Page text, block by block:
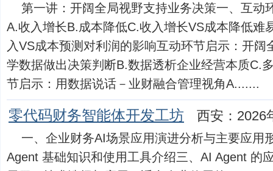
第一讲：开阔全局视野支持业务决策一、互动
A.收入增长B.成本降低C.收入增长VS成本降低难
入VS成本预测对利润的影响互动环节启示：开
学数据做出决策判断B.数据透析企业经营本质C.
节启示：用数据说话－业财融合管理视角A.......
零代码财务智能体开发工坊 西安：2026
一、企业财务AI场景应用演进分析与主要应用
Agent 基础知识和使用工具介绍三、AI Agent 的